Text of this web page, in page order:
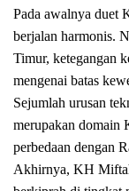
Pada awalnya
berjalan harmonis.
Timur, ketegangan
mengenai batas
Sejumlah urusan
merupakan domain
perbedaan dengan
Akhirnya, KH